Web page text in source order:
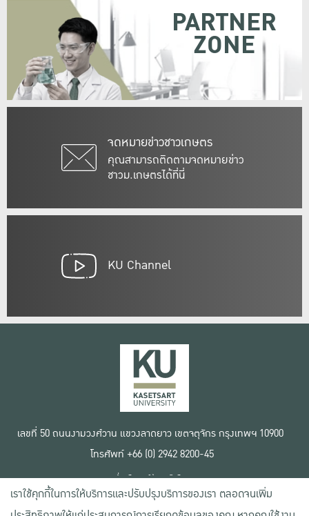
จดหมายข่าวชาวเกษตร
คุณสามารถติดตามจดหมายข่าว
ชาวม.เกษตรได้ที่นี่
PARTNER
ZONE
KU Channel
เลขที่ 50 ถนนงามวงศ์วาน แขวงลาดยาว เขตจตุจักร กรุงเทพฯ 10900
โทรศัพท์ +66 (0) 2942 8200-45
เงื่อนไขการใช้งานเว็บไซต์
ข้อตกลงด้านสิทธิ์ใช้งาน
นโยบายความเป็นส่วนตัว
เราใช้คุกกี้ในการให้บริการและปรับปรุงบริการของเรา ตลอดจนเพิ่ม